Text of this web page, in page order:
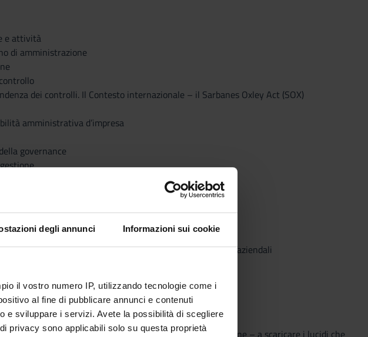
degli annunci Informazioni sui cookie
il vostro numero IP, utilizzando tecnologie come i
al fine di pubblicare annunci e contenuti
e sviluppare i servizi. Avete la possibilità di scegliere
privacy sono applicabili solo su questa proprietà
e attività
di amministrazione
dei controlli. Il Contesto internazionale – il Sarbanes Oxley Act (SOX)
amministrativa d’impresa
governance
processi di reporting
di governo - La verifica della compliance dei processi aziendali
di non-conformità
– oltre che allo studio delle tematiche affrontate a lezione – a scaricare i lucidi che